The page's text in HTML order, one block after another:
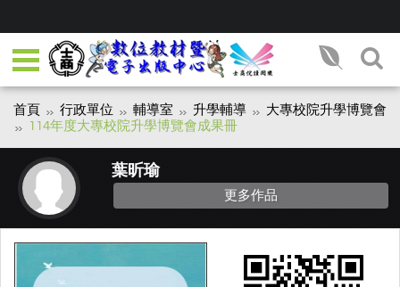
首頁 行政單位 輔導室 升學輔導
大專校院升學博覽會
114年度大專校院升學博覽會成果冊
葉昕瑜
更多作品